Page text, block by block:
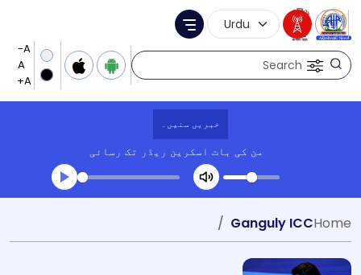
Search
Language Selection
Menu
خبریں سنیں۔
من کی بات اسکرین ریڈر تک رسائی
Transcript summary
Home
Ganguly ICC